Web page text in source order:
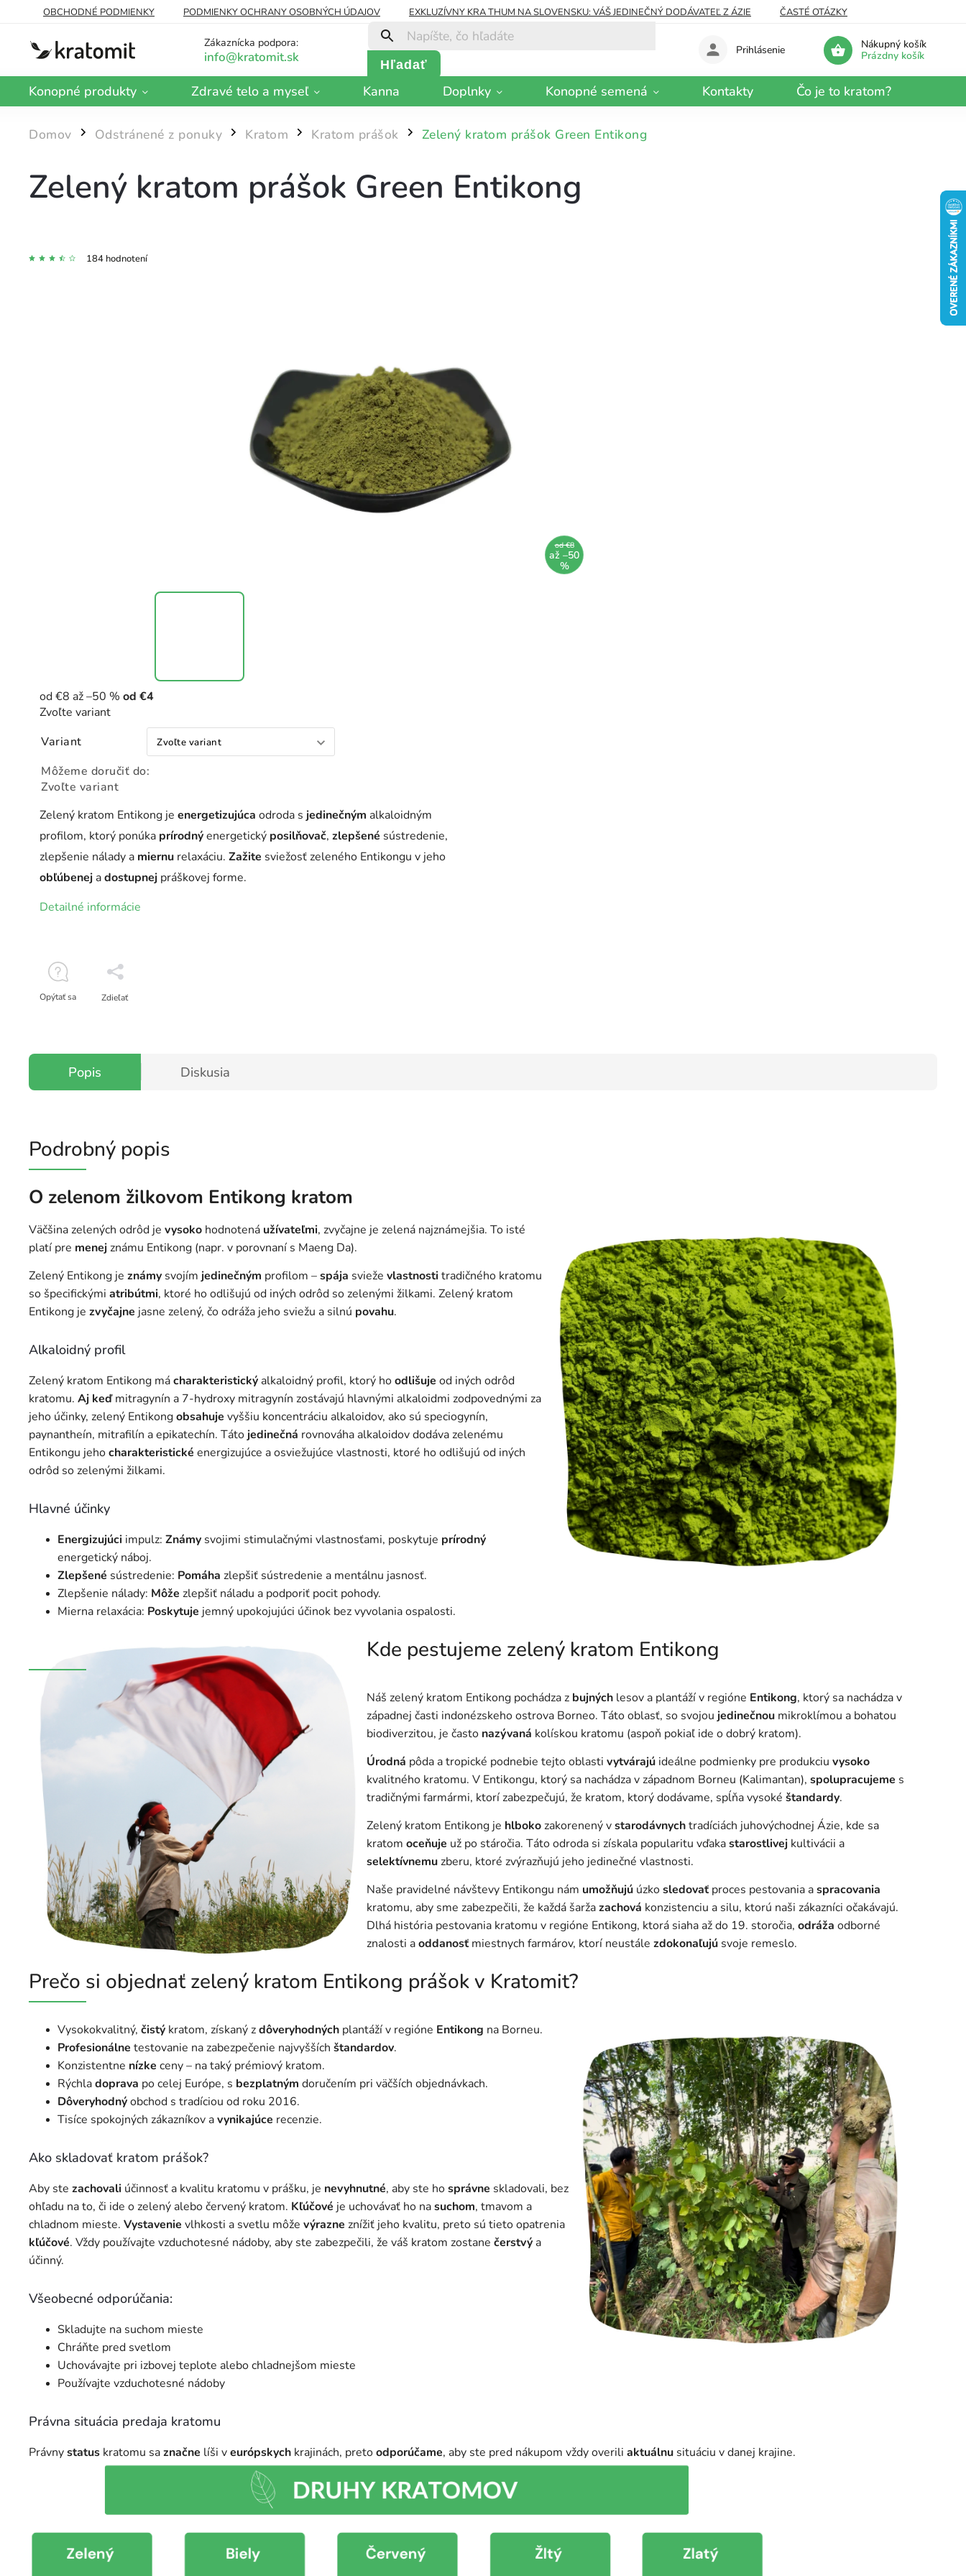
OBCHODNÉ PODMIENKY PODMIENKY OCHRANY OSOBNÝCH ÚDAJOV EXKLUZÍVNY KRA THUM NA SLOVENSKU: VÁŠ JEDINEČNÝ DODÁVATEĽ Z ÁZIE
ČASTÉ OTÁZKY
Zákaznícka podpora:
Hľadať
Nákupný košík
Prázdny košík
Prihlásenie
Konopné produkty Zdravé telo a myseľ Kanna Doplnky Konopné semená Kontakty Čo je to kratom?
Domov / Odstránené z ponuky / Kratom / Kratom prášok / Zelený kratom prášok Green Entikong
Zelený kratom prášok Green Entikong
184 hodnotení
od €8
až –50
%
od €8 až –50 % od €4
Zvoľte variant
Variant
Môžeme doručiť do:
Zvoľte variant
Zelený kratom Entikong je energetizujúca odroda s jedinečným alkaloidným
profilom, ktorý ponúka prírodnýenergetický posilňovač, zlepšené sústredenie,
zlepšenie nálady a miernu relaxáciu. Zažite sviežosť zeleného Entikongu v jeho
obľúbenej adostupnej práškovej forme.
Detailné informácie
Opýtať sa Zdieľať
Popis Diskusia
Podrobný popis
O zelenom žilkovom Entikong kratom
Väčšina zelených odrôd je vysoko hodnotená užívateľmi, zvyčajne je zelená najznámejšia. To isté
platí pre menejznámu Entikong (napr. v porovnaní s Maeng Da).
Zelený Entikong je známy svojím jedinečným profilom –spája svieže vlastnostitradičného kratomu
so špecifickými atribútmi, ktoré ho odlišujú od iných odrôd so zelenými žilkami. Zelený kratom
Entikong je zvyčajne jasne zelený, čo odráža jeho sviežu a silnú povahu.
Alkaloidný profil
Zelený kratom Entikong mácharakteristický alkaloidný profil, ktorý hoodlišuje od iných odrôd
kratomu. Aj keďmitragynín a 7-hydroxy mitragynín zostávajú hlavnými alkaloidmi zodpovednými za
jeho účinky, zelený Entikongobsahuje vyššiu koncentráciu alkaloidov, ako sú speciogynín,
paynantheín, mitrafilín a epikatechín. Táto jedinečná rovnováha alkaloidov dodáva zelenému
Entikongu jehocharakteristické energizujúce a osviežujúce vlastnosti, ktoré ho odlišujú od iných
odrôd so zelenými žilkami.
Hlavné účinky
Energizujúci impulz: Známy svojimi stimulačnými vlastnosťami, poskytuje prírodný
energetický náboj.
Zlepšené sústredenie: Pomáha zlepšiť sústredenie a mentálnu jasnosť.
Zlepšenie nálady: Môže zlepšiť náladu a podporiť pocit pohody.
Mierna relaxácia: Poskytuje jemný upokojujúci účinok bez vyvolania ospalosti.
Kde pestujeme zelený kratom Entikong
Náš zelený kratom Entikong pochádza z bujných lesov a plantáží v regióne Entikong, ktorý sa nachádza v
západnej časti indonézskeho ostrova Borneo. Táto oblasť, so svojou jedinečnou mikroklímou a bohatou
biodiverzitou, je často nazývaná kolískou kratomu (aspoň pokiaľ ide o dobrý kratom).
Úrodná pôda a tropické podnebie tejto oblasti vytvárajú ideálne podmienky pre produkciu vysoko
kvalitného kratomu. V Entikongu, ktorý sa nachádza v západnom Borneu (Kalimantan), spolupracujeme s
tradičnými farmármi, ktorí zabezpečujú, že kratom, ktorý dodávame, spĺňa vysoké štandardy.
Zelený kratom Entikong je hlbokozakorenený vstarodávnychtradíciách juhovýchodnej Ázie, kde sa
kratom oceňuje už po stáročia. Táto odroda si získala popularitu vďakastarostlivej kultivácii a
selektívnemuzberu, ktoré zvýrazňujú jeho jedinečné vlastnosti.
Naše pravidelné návštevy Entikongu nám umožňujú úzkosledovaťproces pestovania aspracovania
kratomu, aby sme zabezpečili, že každá šaržazachová konzistenciu a silu, ktorú naši zákazníci očakávajú.
Dlhá história pestovania kratomu v regióne Entikong, ktorá siaha až do 19. storočia, odráža odborné
znalosti aoddanosťmiestnych farmárov, ktorí neustále zdokonaľujú svoje remeslo.
Prečo si objednať zelený kratom Entikong prášok v Kratomit?
Vysokokvalitný, čistý kratom, získaný zdôveryhodných plantáží v regióne Entikong na Borneu.
Profesionálne testovanie na zabezpečenie najvyšších štandardov.
Konzistentne nízke ceny – na taký prémiový kratom.
Rýchladoprava po celej Európe, s bezplatným doručením pri väčších objednávkach.
Dôveryhodnýobchod s tradíciou od roku 2016.
Tisíce spokojných zákazníkov avynikajúce recenzie.
Ako skladovať kratom prášok?
Aby ste zachovali účinnosť a kvalitu kratomu v prášku, je nevyhnutné, aby ste hosprávne skladovali, bez
ohľadu na to, či ide o zelený alebo červený kratom. Kľúčové je uchovávať ho nasuchom, tmavom a
chladnom mieste. Vystavenie vlhkosti a svetlu môže výrazne znížiť jeho kvalitu, preto sú tieto opatrenia
kľúčové. Vždy používajte vzduchotesné nádoby, aby ste zabezpečili, že váš kratom zostane čerstvý a
účinný.
Všeobecné odporúčania:
Skladujte na suchom mieste
Chráňte pred svetlom
Uchovávajte pri izbovej teplote alebo chladnejšom mieste
Používajte vzduchotesné nádoby
Právna situácia predaja kratomu
Právnystatus kratomu saznačne líši veurópskych krajinách, pretoodporúčame, aby ste pred nákupom vždy overili aktuálnu situáciu v danej krajine.